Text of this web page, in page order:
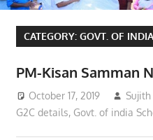
CATEGORY: GOVT. OF
PM-Kisan Samman
October 17, 2019 Sujith
G2C details, Govt. of india